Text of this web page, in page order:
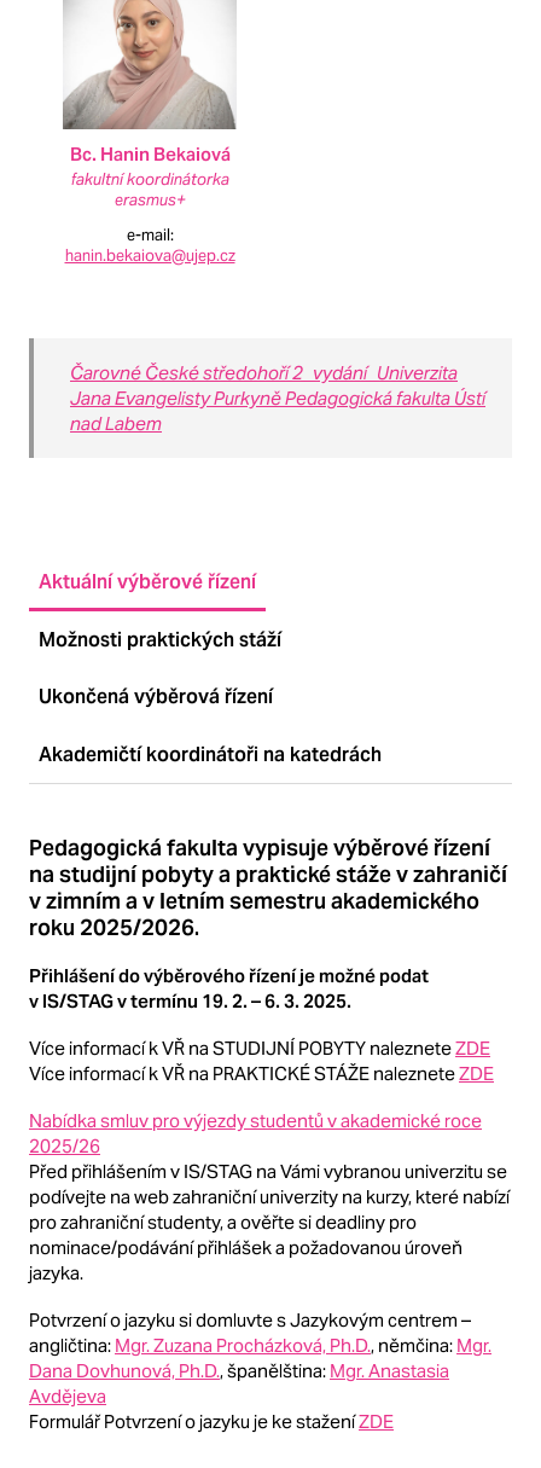
Bc. Hanin Bekaiová
fakultní koordinátorka
erasmus+
e-mail:
hanin.bekaiova@ujep.cz
Čarovné České středohoří 2_vydání_Univerzita
Jana Evangelisty Purkyně Pedagogická fakulta Ústí
nad Labem
Aktuální výběrové řízení
Možnosti praktických stáží
Ukončená výběrová řízení
Akademičtí koordinátoři na katedrách
Pedagogická fakulta vypisuje výběrové řízení
na studijní pobyty a praktické stáže v zahraničí
v zimním a v letním semestru akademického
roku 2025/2026.
Přihlášení do výběrového řízení je možné podat
v IS/STAG v termínu 19. 2. – 6. 3. 2025.
Více informací k VŘ na STUDIJNÍ POBYTY nalezneteZDE
Více informací k VŘ na PRAKTICKÉ STÁŽE nalezneteZDE
Nabídka smluv pro výjezdy studentů v akademické roce
2025/26
Před přihlášením v IS/STAG na Vámi vybranou univerzitu se
podívejte na web zahraniční univerzity na kurzy, které nabízí
pro zahraniční studenty, a ověřte si deadliny pro
nominace/podávání přihlášek a požadovanou úroveň
jazyka.
Potvrzení o jazyku si domluvte s Jazykovým centrem –
angličtina: Mgr. Zuzana Procházková, Ph.D., němčina: Mgr.
Dana Dovhunová, Ph.D., španělština: Mgr. Anastasia
Avdějeva
Formulář Potvrzení o jazyku je ke staženíZDE